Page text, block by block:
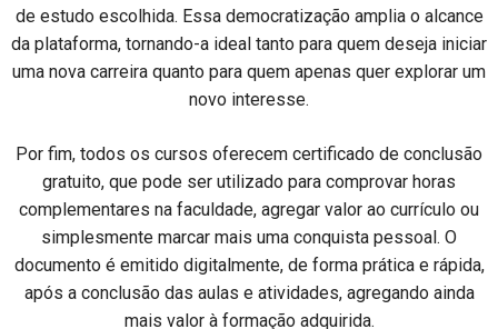
de estudo escolhida. Essa democratização amplia o alcance
da plataforma, tornando-a ideal tanto para quem deseja iniciar
uma nova carreira quanto para quem apenas quer explorar um
novo interesse.
Por fim, todos os cursos oferecem certificado de conclusão
gratuito, que pode ser utilizado para comprovar horas
complementares na faculdade, agregar valor ao currículo ou
simplesmente marcar mais uma conquista pessoal. O
documento é emitido digitalmente, de forma prática e rápida,
após a conclusão das aulas e atividades, agregando ainda
mais valor à formação adquirida.